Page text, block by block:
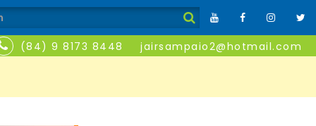
(84) 9 8173 8448 jairsampaio2@hotmail.com